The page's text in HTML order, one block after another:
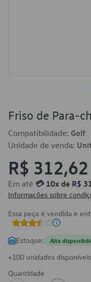
Friso de Para-
Compatibilidade: Golf
Unidade de venda:
R$ 312,62
Em até 💳 10x de R$
Informações sobre
Essa peça é vendida e
Estoque: Alta
+100 unidades disponíveis
Quantidade